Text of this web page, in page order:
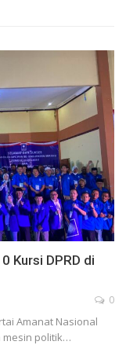
Kursi DPRD di
0
Amanat Nasional
mesin politik…